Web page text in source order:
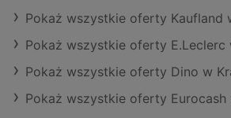
Pokaż wszystkie oferty Kaufland
Pokaż wszystkie oferty E.Leclerc
Pokaż wszystkie oferty Dino w
Pokaż wszystkie oferty Eurocash